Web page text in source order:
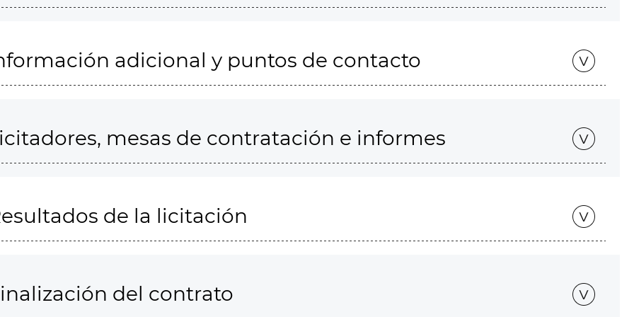
adicional y puntos de contacto
mesas de contratación e informes
de la licitación
del contrato